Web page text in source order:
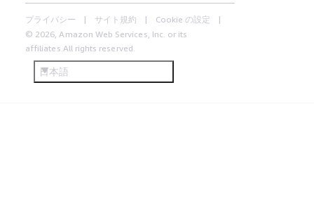
プライバシー サイト規約
Cookie の設定
© 2026, Amazon Web Services, Inc. or its
affiliates.All rights reserved.
日本語